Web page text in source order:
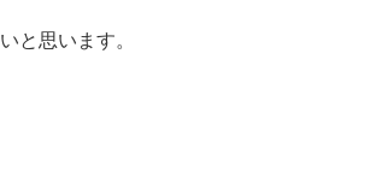
と思います。